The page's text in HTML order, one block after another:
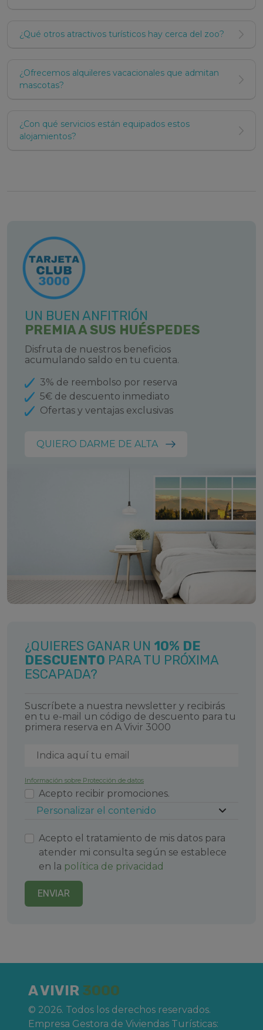
de plazas disponibles para esta actividad.
plazas disponibles por parte del organizador,
recibirás confirmación de la reserva definitiva
¿Qué otros atractivos turísticos hay cerca del zoo?
¿Ofrecemos alquileres vacacionales que admitan
mascotas?
¿Con qué servicios están equipados estos
alojamientos?
UN BUEN ANFITRIÓN
PREMIA A SUS HUÉSPEDES
Disfruta de nuestros beneficios
acumulando saldo en tu cuenta.
3% de reembolso por reserva
5€ de descuento inmediato
Ofertas y ventajas exclusivas
QUIERO DARME DE ALTA
¿QUIERES GANAR UN 10% DE
DESCUENTO PARA TU PRÓXIMA
ESCAPADA?
Suscríbete a nuestra newsletter y recibirás
en tu e-mail un código de descuento para tu
primera reserva en A Vivir 3000
Información sobre Protección de datos
Acepto recibir promociones.
Personalizar el contenido
Acepto el tratamiento de mis datos para
atender mi consulta según se establece
en la política de privacidad
ENVIAR
A VIVIR 3000
© 2026. Todos los derechos reservados.
Empresa Gestora de Viviendas Turísticas: